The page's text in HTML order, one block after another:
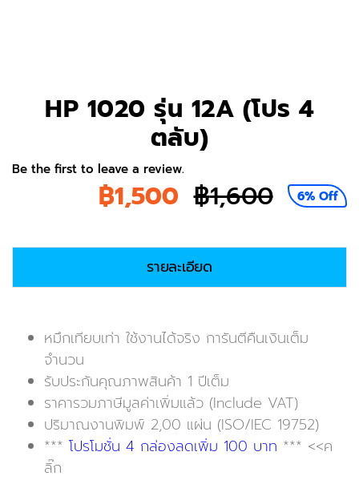
HP 1020 รุ่น 12A (โปร 4
ตลับ)
Be the first to leave a review.
฿1,600
price
was:
฿1,600.
฿1,500
price
is:
฿1,500.
6% Off
รายละเอียด
หมึกเทียบเท่า ใช้งานได้จริง การันตีคืนเงินเต็ม
จำนวน
รับประกันคุณภาพสินค้า 1 ปีเต็ม
ราคารวมภาษีมูลค่าเพิ่มแล้ว (Include VAT)
ปริมาณงานพิมพ์ 2,00 แผ่น (ISO/IEC 19752)
*** โปรโมชั่น 4 กล่องลดเพิ่ม 100 บาท *** <<ค
ลิ๊ก